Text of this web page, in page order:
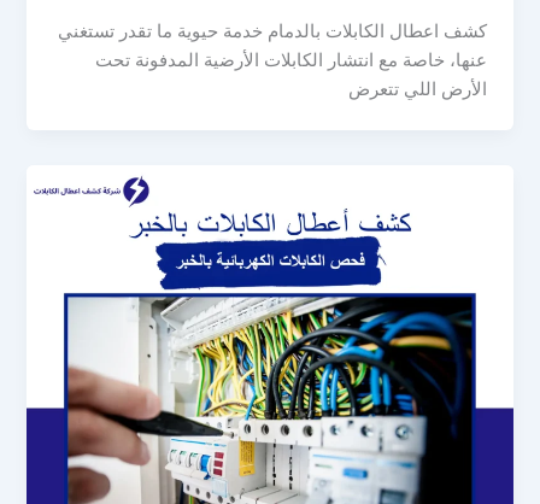
كشف اعطال الكابلات بالدمام خدمة حيوية ما تقدر تستغني
عنها، خاصة مع انتشار الكابلات الأرضية المدفونة تحت
الأرض اللي تتعرض